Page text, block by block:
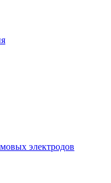
электродов